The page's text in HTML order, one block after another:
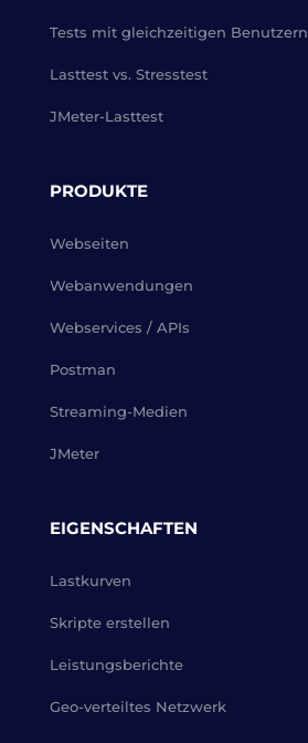
Tests mit gleichzeitigen Benutzern
Lasttest vs. Stresstest
JMeter-Lasttest
PRODUKTE
Webseiten
Webanwendungen
Webservices / APIs
Postman
Streaming-Medien
JMeter
EIGENSCHAFTEN
Lastkurven
Skripte erstellen
Leistungsberichte
Geo-verteiltes Netzwerk